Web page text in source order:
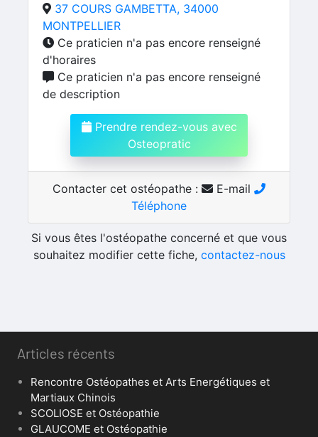
37 COURS GAMBETTA, 34000
MONTPELLIER
Ce praticien n'a pas encore renseigné
d'horaires
Ce praticien n'a pas encore renseigné
de description
Prendre rendez-vous avec
Osteopratic
Contacter cet ostéopathe :
E-mail
Téléphone
Si vous êtes l'ostéopathe concerné et que vous
souhaitez modifier cette fiche, contactez-nous
Articles récents
Rencontre Ostéopathes et Arts Energétiques et
Martiaux Chinois
SCOLIOSE et Ostéopathie
GLAUCOME et Ostéopathie